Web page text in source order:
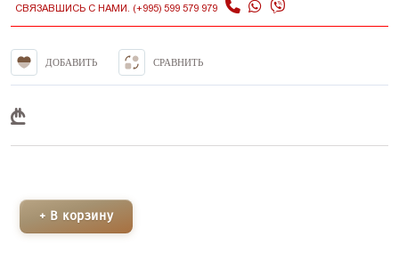
СВЯЗАВШИСЬ С НАМИ. (+995) 599 579 979
ДОБАВИТЬ СРАВНИТЬ
+ В корзину